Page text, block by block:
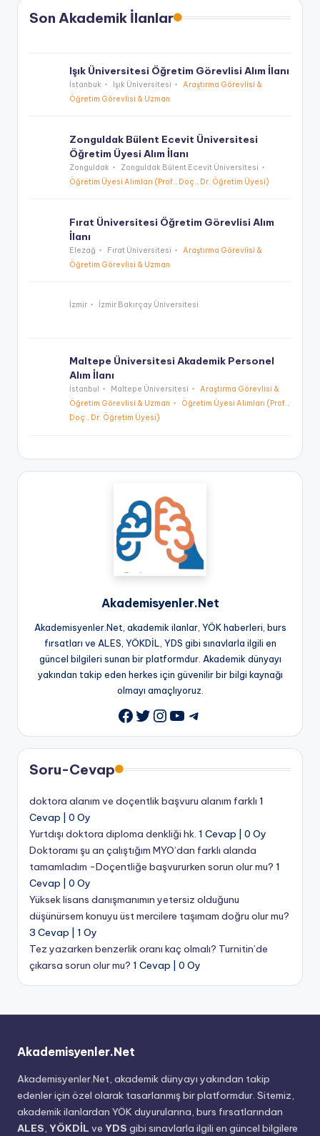
Son Akademik İlanlar
Işık Üniversitesi Öğretim Görevlisi Alım İlanı
İstanbuk Işık Üniversitesi
Araştırma Görevlisi &
Öğretim Görevlisi & Uzman
Zonguldak Bülent Ecevit Üniversitesi
Öğretim Üyesi Alım İlanı
Zonguldak
Zonguldak Bülent Ecevit Üniversitesi
Öğretim Üyesi Alımları (Prof., Doç., Dr. Öğretim Üyesi)
Fırat Üniversitesi Öğretim Görevlisi Alım
İlanı
Elezağ Fırat Üniversitesi
Araştırma Görevlisi &
Öğretim Görevlisi & Uzman
İzmir İzmir Bakırçay Üniversitesi
Maltepe Üniversitesi Akademik Personel
Alım İlanı
İstanbul Maltepe Üniversitesi
Araştırma Görevlisi &
Öğretim Görevlisi & Uzman
Öğretim Üyesi Alımları (Prof.,
Doç., Dr. Öğretim Üyesi)
Akademisyenler.Net
Akademisyenler.Net, akademik ilanlar, YÖK haberleri, burs
fırsatları ve ALES, YÖKDİL, YDS gibi sınavlarla ilgili en
güncel bilgileri sunan bir platformdur. Akademik dünyayı
yakından takip eden herkes için güvenilir bir bilgi kaynağı
olmayı amaçlıyoruz.
Facebook
Twitter
Instagram
YouTube
Telegram
Soru-Cevap
doktora alanım ve doçentlik başvuru alanım farklı 1
Cevap
0 Oy
Yurtdışı doktora diploma denkliği hk. 1 Cevap
0 Oy
Doktoramı şu an çalıştığım MYO’dan farklı alanda
tamamladım -Doçentliğe başvururken sorun olur mu? 1
Cevap
0 Oy
Yüksek lisans danışmanımın yetersiz olduğunu
düşünürsem konuyu üst mercilere taşımam doğru olur mu?
3 Cevap
1 Oy
Tez yazarken benzerlik oranı kaç olmalı? Turnitin’de
çıkarsa sorun olur mu? 1 Cevap 0 Oy
Akademisyenler.Net
Akademisyenler.Net, akademik dünyayı yakından takip
edenler için özel olarak tasarlanmış bir platformdur. Sitemiz,
akademik ilanlardan YÖK duyurularına, burs fırsatlarından
ALES, YÖKDİL ve YDS gibi sınavlarla ilgili en güncel bilgilere